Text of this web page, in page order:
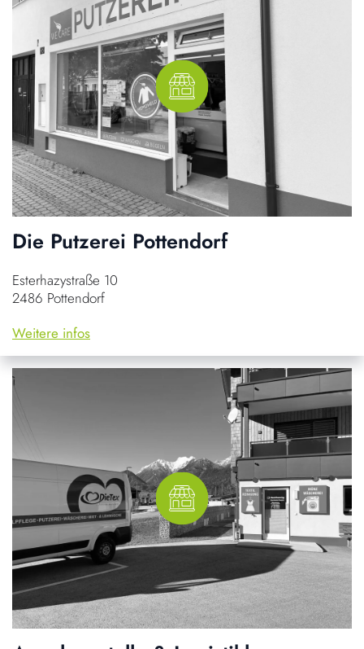
Die Putzerei Pottendorf
Esterhazystraße 10
2486 Pottendorf
Weitere infos